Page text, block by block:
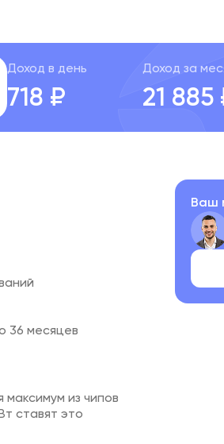
Доход в день
718 ₽
Доход за
21 885
36 месяцев
из чипов
ставят это
Ваш